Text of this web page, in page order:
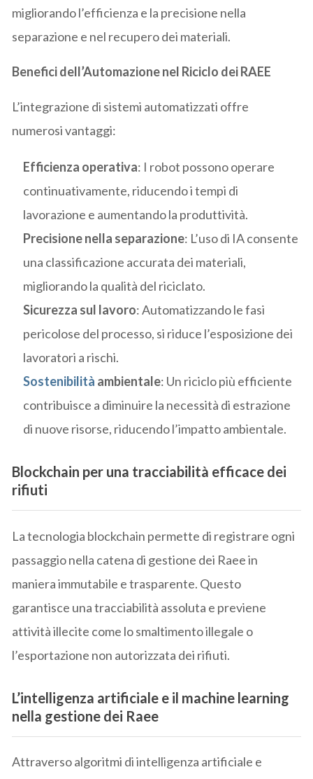
migliorando l’efficienza e la precisione nella
separazione e nel recupero dei materiali.
Benefici dell’Automazione nel Riciclo dei RAEE
L’integrazione di sistemi automatizzati offre
numerosi vantaggi:​
Efficienza operativa: I robot possono operare
continuativamente, riducendo i tempi di
lavorazione e aumentando la produttività.​
Precisione nella separazione: L’uso di IA consente
una classificazione accurata dei materiali,
migliorando la qualità del riciclato.​
Sicurezza sul lavoro: Automatizzando le fasi
pericolose del processo, si riduce l’esposizione dei
lavoratori a rischi.​
Sostenibilità ambientale: Un riciclo più efficiente
contribuisce a diminuire la necessità di estrazione
di nuove risorse, riducendo l’impatto ambientale.
Blockchain per una tracciabilità efficace dei
rifiuti
La tecnologia blockchain permette di registrare ogni
passaggio nella catena di gestione dei Raee in
maniera immutabile e trasparente. Questo
garantisce una tracciabilità assoluta e previene
attività illecite come lo smaltimento illegale o
l’esportazione non autorizzata dei rifiuti.
L’intelligenza artificiale e il machine learning
nella gestione dei Raee
Attraverso algoritmi di intelligenza artificiale e